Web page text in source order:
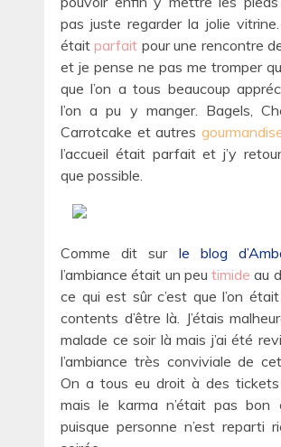
pas juste regarder la jolie
était parfait pour une rencontre
et je pense ne pas me tromper
que l’on a tous beaucoup
l’on a pu y manger. Bagels,
Carrotcake et autres
l’accueil était parfait et j’y
que possible.
Comme dit sur le blog
l’ambiance était un peu timide au
ce qui est sûr c’est que l’on
contents d’être là. J’étais
malade ce soir là mais j’ai été
l’ambiance très conviviale de
On a tous eu droit à des
mais le karma n’était pas bon
puisque personne n’est reparti